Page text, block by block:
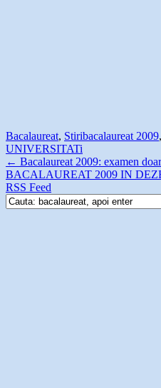
Bacalaureat, Stiribacalaureat 2009,
UNIVERSITATi
← Bacalaureat 2009: examen
BACALAUREAT 2009 IN
RSS Feed